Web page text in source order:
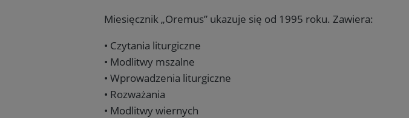
Miesięcznik „Oremus” ukazuje się od 1995 roku. Zawiera:
• Czytania liturgiczne
• Modlitwy mszalne
• Wprowadzenia liturgiczne
• Rozważania
• Modlitwy wiernych